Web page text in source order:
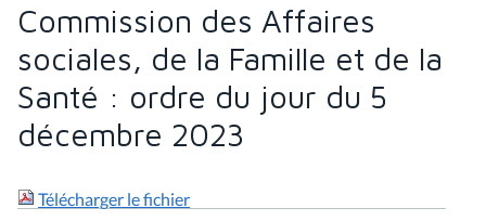
Commission des Affaires
sociales, de la Famille et de la
Santé : ordre du jour du 5
décembre 2023
Télécharger le fichier